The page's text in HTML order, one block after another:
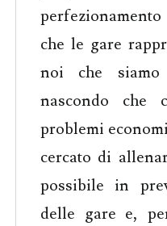
che le gare
noi che siamo
nascondo che
problemi
cercato di
possibile in
delle gare e,